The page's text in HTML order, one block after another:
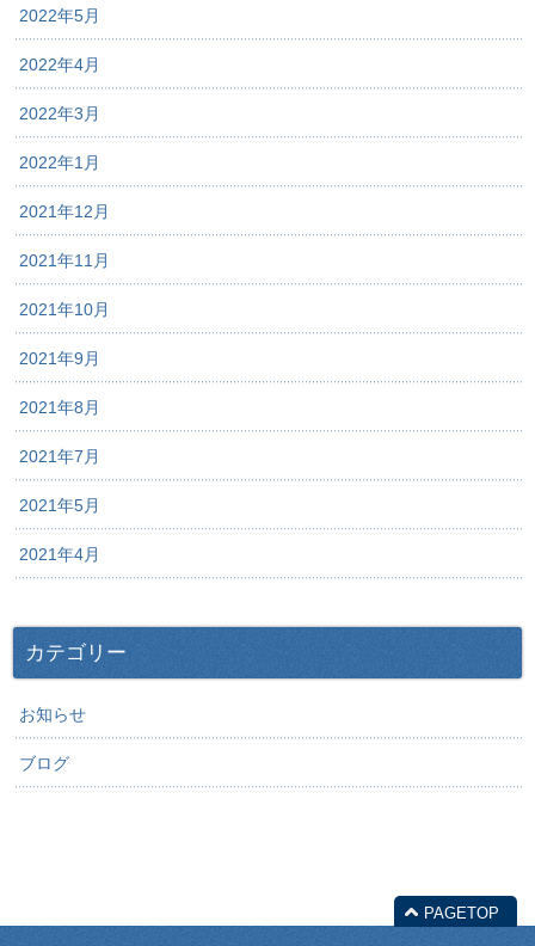
2022年5月
2022年4月
2022年3月
2022年1月
2021年12月
2021年11月
2021年10月
2021年9月
2021年8月
2021年7月
2021年5月
2021年4月
カテゴリー
お知らせ
ブログ
PAGETOP